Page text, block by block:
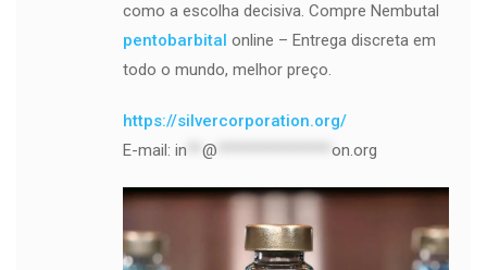
como a escolha decisiva. Compre Nembutal
pentobarbital online – Entrega discreta em
todo o mundo, melhor preço.
https://silvercorporation.org/
E-mail: in @ on.org